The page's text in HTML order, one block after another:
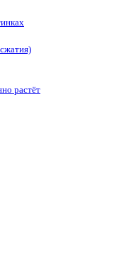
растёт